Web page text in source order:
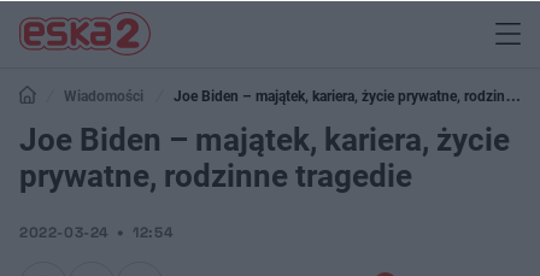
Wiadomości
Joe Biden – majątek, kariera, życie prywatne, rodzinne
tragedie
Joe Biden – majątek, kariera, życie
prywatne, rodzinne tragedie
2022-03-24 12:54